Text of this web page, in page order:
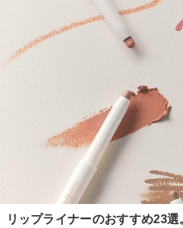
リップライナーのおすすめ23